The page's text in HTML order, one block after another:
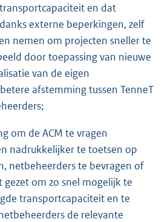
en dat
externe beperkingen, zelf
nemen om projecten sneller te
door toepassing van nieuwe
van de eigen
afstemming tussen TenneT
om de ACM te vragen
nadrukkelijker te toetsen op
netbeheerders te bevragen of
gezet om zo snel mogelijk te
transportcapaciteit en te
de relevante